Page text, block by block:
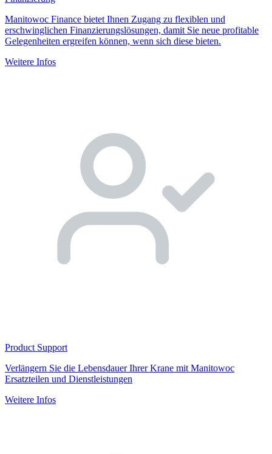
Manitowoc Finance bietet Ihnen Zugang zu flexiblen und
erschwinglichen Finanzierungslösungen, damit Sie neue profitable
Gelegenheiten ergreifen können, wenn sich diese bieten.
Weitere Infos
Product Support
Verlängern Sie die Lebensdauer Ihrer Krane mit Manitowoc
Ersatzteilen und Dienstleistungen
Weitere Infos